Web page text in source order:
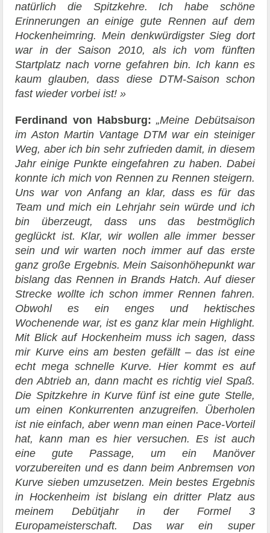
natürlich die Spitzkehre. Ich habe schöne
Erinnerungen an einige gute Rennen auf dem
Hockenheimring. Mein denkwürdigster Sieg dort
war in der Saison 2010, als ich vom fünften
Startplatz nach vorne gefahren bin. Ich kann es
kaum glauben, dass diese DTM-Saison schon
fast wieder vorbei ist! »
Ferdinand von Habsburg:„Meine Debütsaison
im Aston Martin Vantage DTM war ein steiniger
Weg, aber ich bin sehr zufrieden damit, in diesem
Jahr einige Punkte eingefahren zu haben. Dabei
konnte ich mich von Rennen zu Rennen steigern.
Uns war von Anfang an klar, dass es für das
Team und mich ein Lehrjahr sein würde und ich
bin überzeugt, dass uns das bestmöglich
geglückt ist. Klar, wir wollen alle immer besser
sein und wir warten noch immer auf das erste
ganz große Ergebnis. Mein Saisonhöhepunkt war
bislang das Rennen in Brands Hatch. Auf dieser
Strecke wollte ich schon immer Rennen fahren.
Obwohl es ein enges und hektisches
Wochenende war, ist es ganz klar mein Highlight.
Mit Blick auf Hockenheim muss ich sagen, dass
mir Kurve eins am besten gefällt – das ist eine
echt mega schnelle Kurve. Hier kommt es auf
den Abtrieb an, dann macht es richtig viel Spaß.
Die Spitzkehre in Kurve fünf ist eine gute Stelle,
um einen Konkurrenten anzugreifen. Überholen
ist nie einfach, aber wenn man einen Pace-Vorteil
hat, kann man es hier versuchen. Es ist auch
eine gute Passage, um ein Manöver
vorzubereiten und es dann beim Anbremsen von
Kurve sieben umzusetzen. Mein bestes Ergebnis
in Hockenheim ist bislang ein dritter Platz aus
meinem Debütjahr in der Formel 3
Europameisterschaft. Das war ein super